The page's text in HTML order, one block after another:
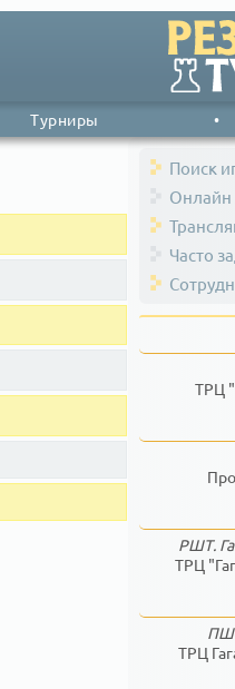
Турниры •
Поиск
Онлайн
Часто
ТРЦ
РШТ.
ТРЦ
ТРЦ